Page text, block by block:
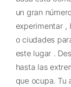
un gran
experimentar ,
o ciudades
este lugar .
hasta las
que ocupa. Tu